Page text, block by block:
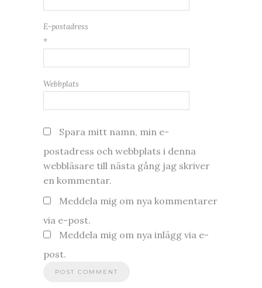
E-postadress
*
Webbplats
Spara mitt namn, min e-
postadress och webbplats i denna
webbläsare till nästa gång jag skriver
en kommentar.
Meddela mig om nya kommentarer
via e-post.
Meddela mig om nya inlägg via e-
post.